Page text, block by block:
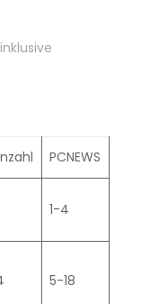
PCNEWS
1-4
5-18